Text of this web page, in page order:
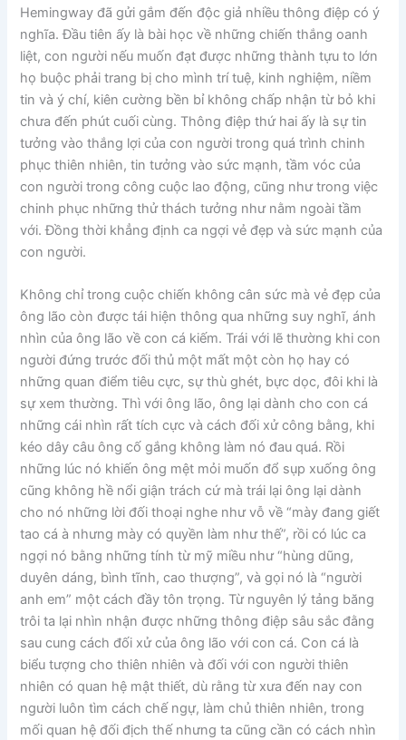
Hemingway đã gửi gắm đến độc giả nhiều thông điệp có ý
nghĩa. Đầu tiên ấy là bài học về những chiến thắng oanh
liệt, con người nếu muốn đạt được những thành tựu to lớn
họ buộc phải trang bị cho mình trí tuệ, kinh nghiệm, niềm
tin và ý chí, kiên cường bền bỉ không chấp nhận từ bỏ khi
chưa đến phút cuối cùng. Thông điệp thứ hai ấy là sự tin
tưởng vào thắng lợi của con người trong quá trình chinh
phục thiên nhiên, tin tưởng vào sức mạnh, tầm vóc của
con người trong công cuộc lao động, cũng như trong việc
chinh phục những thử thách tưởng như nằm ngoài tầm
với. Đồng thời khẳng định ca ngợi vẻ đẹp và sức mạnh của
con người.
Không chỉ trong cuộc chiến không cân sức mà vẻ đẹp của
ông lão còn được tái hiện thông qua những suy nghĩ, ánh
nhìn của ông lão về con cá kiếm. Trái với lẽ thường khi con
người đứng trước đối thủ một mất một còn họ hay có
những quan điểm tiêu cực, sự thù ghét, bực dọc, đôi khi là
sự xem thường. Thì với ông lão, ông lại dành cho con cá
những cái nhìn rất tích cực và cách đối xử công bằng, khi
kéo dây câu ông cố gắng không làm nó đau quá. Rồi
những lúc nó khiến ông mệt mỏi muốn đổ sụp xuống ông
cũng không hề nổi giận trách cứ mà trái lại ông lại dành
cho nó những lời đối thoại nghe như vỗ về “mày đang giết
tao cá à nhưng mày có quyền làm như thế”, rồi có lúc ca
ngợi nó bằng những tính từ mỹ miều như “hùng dũng,
duyên dáng, bình tĩnh, cao thượng”, và gọi nó là “người
anh em” một cách đầy tôn trọng. Từ nguyên lý tảng băng
trôi ta lại nhìn nhận được những thông điệp sâu sắc đằng
sau cung cách đối xử của ông lão với con cá. Con cá là
biểu tượng cho thiên nhiên và đối với con người thiên
nhiên có quan hệ mật thiết, dù rằng từ xưa đến nay con
người luôn tìm cách chế ngự, làm chủ thiên nhiên, trong
mối quan hệ đối địch thế nhưng ta cũng cần có cách nhìn